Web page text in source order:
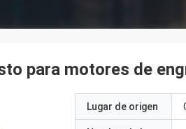
para motores de
Lugar de origen